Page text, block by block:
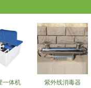
一体机 紫外线消毒器